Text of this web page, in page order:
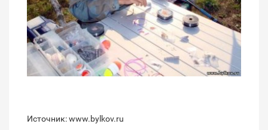
Источник: www.bylkov.ru